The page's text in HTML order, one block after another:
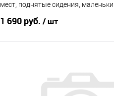
мест, поднятые сидения,
1 690 руб. / шт
Купить в 1 клик